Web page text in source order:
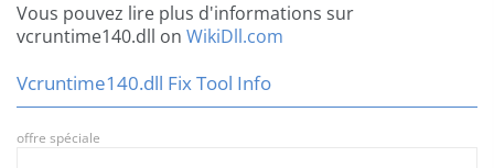
Vous pouvez lire plus d'informations sur
vcruntime140.dll on WikiDll.com
Vcruntime140.dll Fix Tool Info
offre spéciale